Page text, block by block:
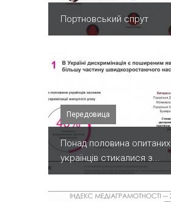
Портновський спрут
Передовица
Понад половина опитаних
українців стикалися з...